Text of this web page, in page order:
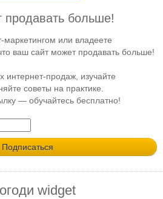
продавать больше!
или владеете
ваш сайт может продавать больше!
интернет-продаж, изучайте
советы на практике.
— обучайтесь бесплатно!
widget